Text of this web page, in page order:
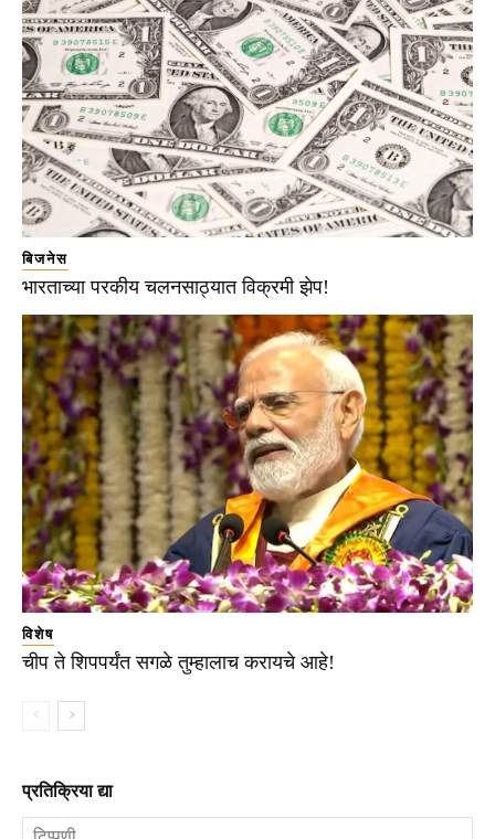
बिजनेस
भारताच्या परकीय चलनसाठ्यात विक्रमी झेप!
विशेष
चीप ते शिपपर्यंत सगळे तुम्हालाच करायचे आहे!
प्रतिक्रिया द्या